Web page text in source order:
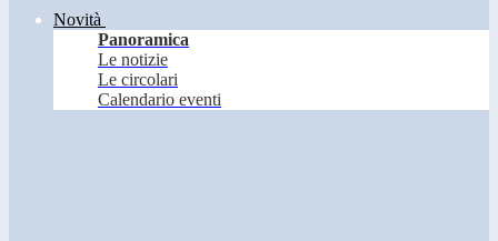
Novità
Panoramica
Le notizie
Le circolari
Calendario eventi